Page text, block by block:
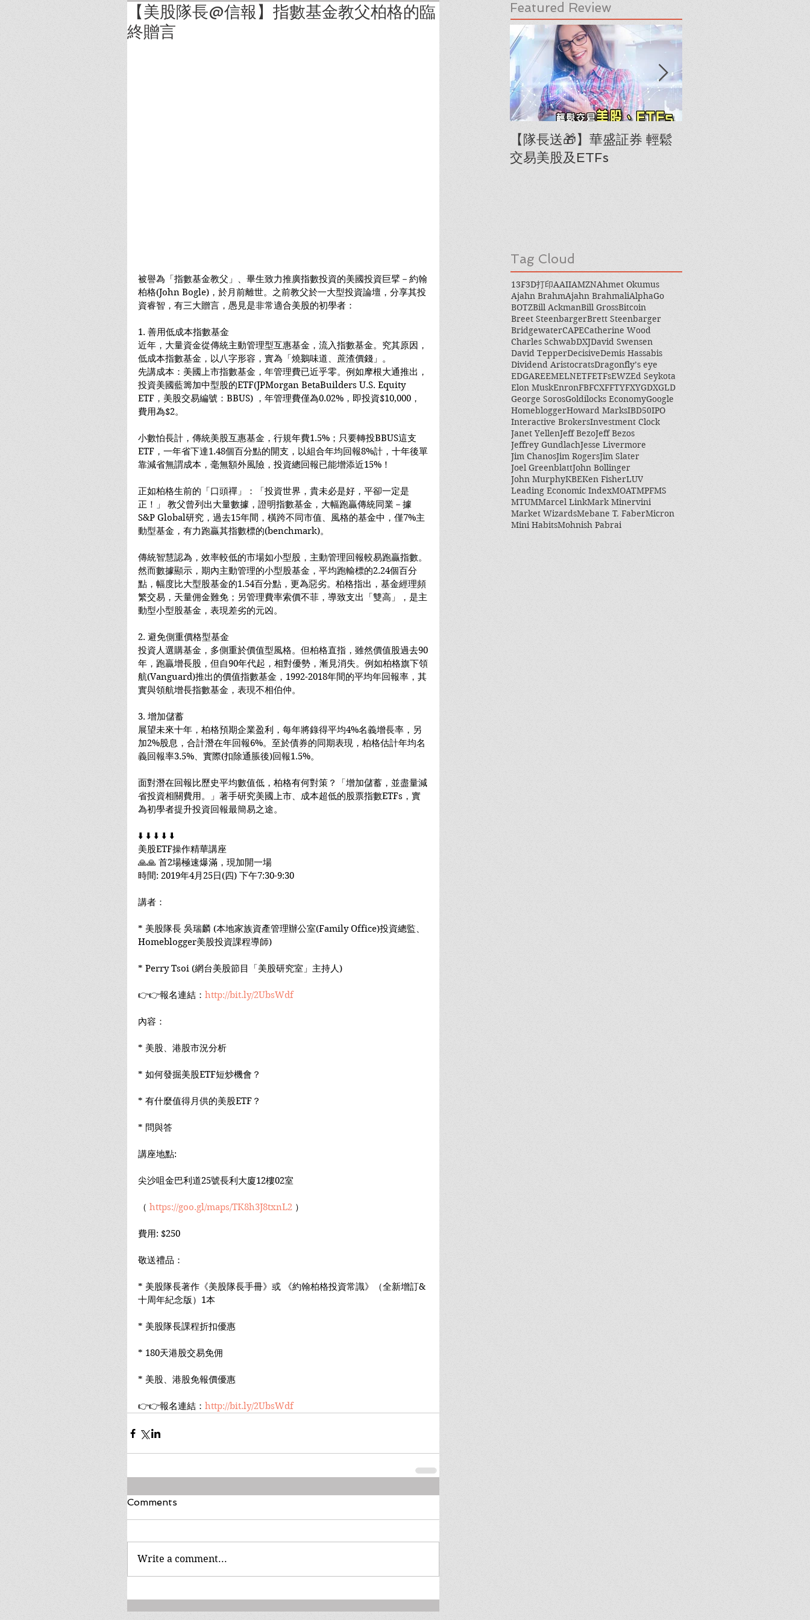
【美股隊長@信報】指數基金教父柏格的臨
終贈言
被譽為「指數基金教父」、畢生致力推廣指數投資的美國投資巨擘－約翰
柏格(John Bogle)，於月前離世。之前教父於一大型投資論壇，分享其投
資睿智，有三大贈言，愚見是非常適合美股的初學者：
1. 善用低成本指數基金
近年，大量資金從傳統主動管理型互惠基金，流入指數基金。究其原因，
低成本指數基金，以八字形容，實為「燒鵝味道、蔗渣價錢」。
先講成本：美國上市指數基金，年管理費已近乎零。例如摩根大通推出，
投資美國藍籌加中型股的ETF(JPMorgan BetaBuilders U.S. Equity
ETF，美股交易編號：BBUS) ，年管理費僅為0.02%，即投資$10,000，
費用為$2。
小數怕長計，傳統美股互惠基金，行規年費1.5%；只要轉投BBUS這支
ETF，一年省下達1.48個百分點的開支，以組合年均回報8%計，十年後單
靠減省無謂成本，毫無額外風險，投資總回報已能增添近15%！
正如柏格生前的「口頭禪」：「投資世界，貴未必是好，平卻一定是
正！」 教父曾列出大量數據，證明指數基金，大幅跑贏傳統同業－據
S&P Global研究，過去15年間，橫跨不同市值、風格的基金中，僅7%主
動型基金，有力跑贏其指數標的(benchmark)。
傳統智慧認為，效率較低的市場如小型股，主動管理回報較易跑贏指數。
然而數據顯示，期內主動管理的小型股基金，平均跑輸標的2.24個百分
點，幅度比大型股基金的1.54百分點，更為惡劣。柏格指出，基金經理頻
繁交易，天量佣金難免；另管理費率索價不菲，導致支出「雙高」，是主
動型小型股基金，表現差劣的元凶。
2. 避免側重價格型基金
投資人選購基金，多側重於價值型風格。但柏格直指，雖然價值股過去90
年，跑贏增長股，但自90年代起，相對優勢，漸見消失。例如柏格旗下領
航(Vanguard)推出的價值指數基金，1992-2018年間的平均年回報率，其
實與領航增長指數基金，表現不相伯仲。
3. 增加儲蓄
展望未來十年，柏格預期企業盈利，每年將錄得平均4%名義增長率，另
加2%股息，合計潛在年回報6%。至於債券的同期表現，柏格估計年均名
義回報率3.5%、實際(扣除通脹後)回報1.5%。
面對潛在回報比歷史平均數值低，柏格有何對策？「增加儲蓄，並盡量減
省投資相關費用。」著手研究美國上市、成本超低的股票指數ETFs，實
為初學者提升投資回報最簡易之途。
⬇️ ⬇️ ⬇️ ⬇️ ⬇️
美股ETF操作精華講座
🙏🙏 首2場極速爆滿，現加開一場
時間: 2019年4月25日(四) 下午7:30-9:30
講者：
* 美股隊長 吳瑞麟 (本地家族資產管理辦公室(Family Office)投資總監、
Homeblogger美股投資課程導師)
* Perry Tsoi (網台美股節目「美股研究室」主持人)
👉👉報名連結： http://bit.ly/2UbsWdf
內容：
* 美股、港股市況分析
* 如何發掘美股ETF短炒機會？
* 有什麼值得月供的美股ETF？
* 問與答
講座地點:
尖沙咀金巴利道25號長利大廈12樓02室
（ https://goo.gl/maps/TK8h3J8txnL2 ）
費用: $250
敬送禮品：
* 美股隊長著作《美股隊長手冊》或 《約翰柏格投資常識》（全新增訂&
十周年紀念版）1本
* 美股隊長課程折扣優惠
* 180天港股交易免佣
* 美股、港股免報價優惠
👉👉報名連結： http://bit.ly/2UbsWdf
Comments
Write a comment...
Featured Review
【隊長送🎁】華盛証券 輕鬆
交易美股及ETFs
Tag Cloud
13F3D打印AAIIAMZNAhmet Okumus
Ajahn BrahmAjahn BrahmaliAlphaGo
BOTZBill AckmanBill GrossBitcoin
Breet SteenbargerBrett Steenbarger
BridgewaterCAPECatherine Wood
Charles SchwabDXJDavid Swensen
David TepperDecisiveDemis Hassabis
Dividend AristocratsDragonfly’s eye
EDGAREEMELNETFETFsEWZEd Seykota
Elon MuskEnronFBFCXFFTYFXYGDXGLD
George SorosGoldilocks EconomyGoogle
HomebloggerHoward MarksIBD50IPO
Interactive BrokersInvestment Clock
Janet YellenJeff BezoJeff Bezos
Jeffrey GundlachJesse Livermore
Jim ChanosJim RogersJim Slater
Joel GreenblattJohn Bollinger
John MurphyKBEKen FisherLUV
Leading Economic IndexMOATMPFMS
MTUMMarcel LinkMark Minervini
Market WizardsMebane T. FaberMicron
Mini HabitsMohnish Pabrai